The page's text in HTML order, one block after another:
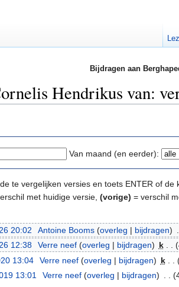
Bijdragen aan
Hendrikus van:
Van maand (en eerder):
te vergelijken versies en toets ENTER of de
met huidige versie, (vorige) = verschil
20:02 Antoine Booms (overleg | bijdragen)
12:38 Verre neef (overleg | bijdragen) k . .
13:04 Verre neef (overleg | bijdragen) k
13:01 Verre neef (overleg | bijdragen)